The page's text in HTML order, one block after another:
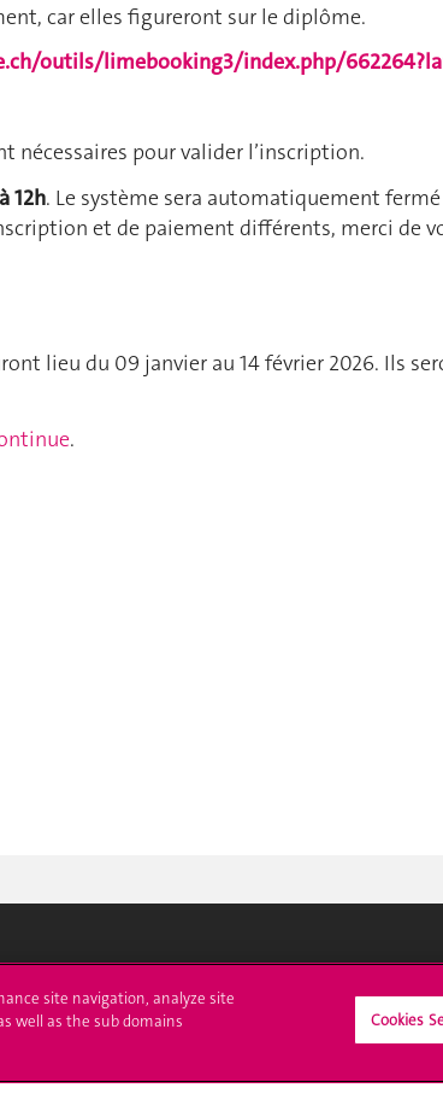
car elles figureront sur le diplôme.
outils/limebooking3/index.php/
nécessaires pour valider l’inscription.
12h. Le système sera automatiquement
et de paiement différents, merci de
lieu du 09 janvier au 14 février 2026. Ils
.
Médias
site navigation, analyze site
well as the sub domains
Cookies